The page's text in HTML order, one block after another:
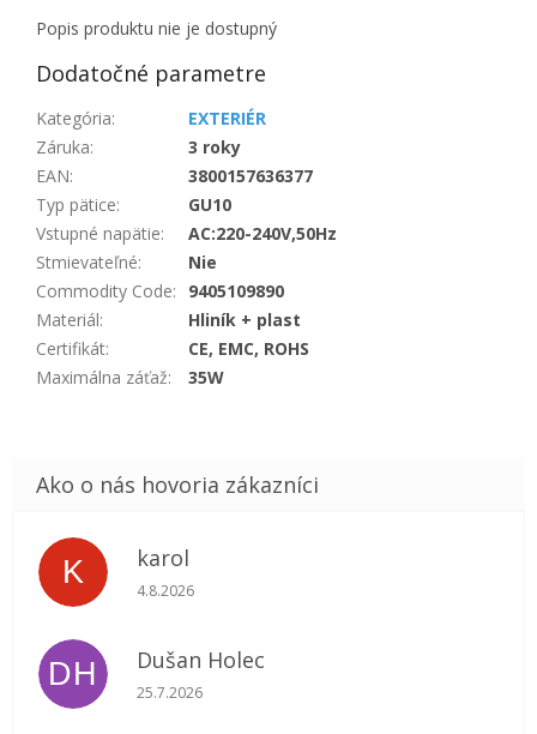
Popis produktu nie je dostupný
Dodatočné parametre
Kategória:
EXTERIÉR
Záruka:
3 roky
EAN:
3800157636377
Typ pätice:
GU10
Vstupné napätie:
AC:220-240V,50Hz
Stmievateľné:
Nie
Commodity Code:
9405109890
Materiál:
Hliník + plast
Certifikát:
CE, EMC, ROHS
Maximálna záťaž: 35W
K karol
Hodnotenie obchodu je 5 z 5 hviezdičiek.
4.8.2026
DH Dušan Holec
Hodnotenie obchodu je 5 z 5 hviezdičiek.
25.7.2026